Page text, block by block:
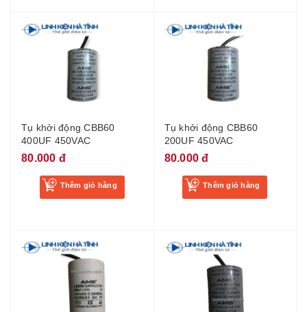
Tụ khởi động CBB60
400UF 450VAC
80.000 đ
Thêm giỏ hàng
Tụ khởi động CBB60
200UF 450VAC
80.000 đ
Thêm giỏ hàng